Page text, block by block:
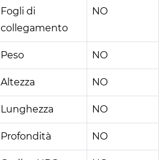
Fogli di
collegamento
NO
Peso NO
Altezza NO
Lunghezza NO
Profondità NO